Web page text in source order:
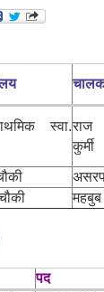
स्वा.राज
कुर्मी
पद